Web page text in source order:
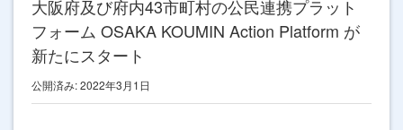
大阪府及び府内43市町村の公民連携プラット
フォーム OSAKA KOUMIN Action Platform が
新たにスタート
公開済み: 2022年3月1日